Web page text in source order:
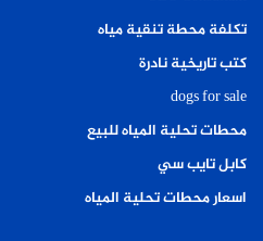
تكلفة محطة تنقية مياه
كتب تاريخية نادرة
dogs for sale
محطات تحلية المياه للبيع
كابل تايب سي
اسعار محطات تحلية المياه